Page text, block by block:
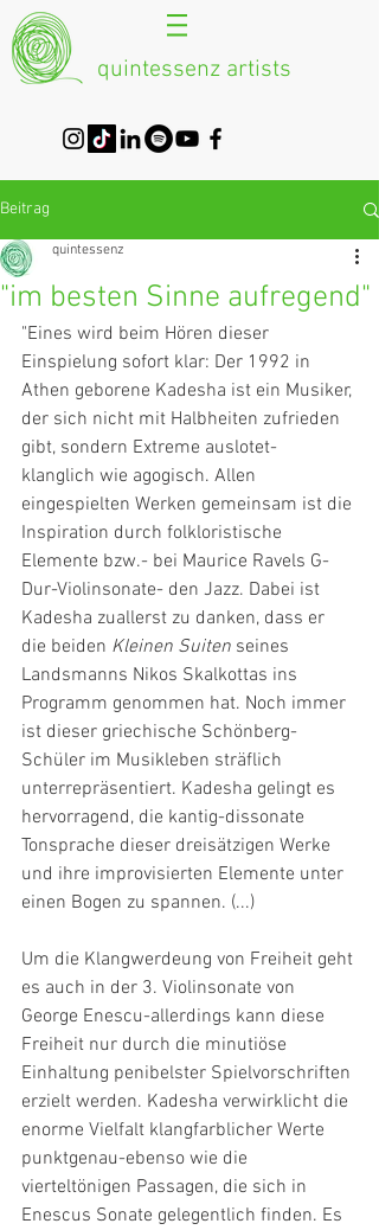
quintessenz artists
Beitrag
"im besten Sinne aufregend"
quintessenz
"Eines wird beim Hören dieser
Einspielung sofort klar: Der 1992 in
Athen geborene Kadesha ist ein Musiker,
der sich nicht mit Halbheiten zufrieden
gibt, sondern Extreme auslotet-
klanglich wie agogisch. Allen
eingespielten Werken gemeinsam ist die
Inspiration durch folkloristische
Elemente bzw.- bei Maurice Ravels G-
Dur-Violinsonate- den Jazz. Dabei ist
Kadesha zuallerst zu danken, dass er
die beiden Kleinen Suiten seines
Landsmanns Nikos Skalkottas ins
Programm genommen hat. Noch immer
ist dieser griechische Schönberg-
Schüler im Musikleben sträflich
unterrepräsentiert. Kadesha gelingt es
hervorragend, die kantig-dissonate
Tonsprache dieser dreisätzigen Werke
und ihre improvisierten Elemente unter
einen Bogen zu spannen. (...)
Um die Klangwerdeung von Freiheit geht
es auch in der 3. Violinsonate von
George Enescu-allerdings kann diese
Freiheit nur durch die minutiöse
Einhaltung penibelster Spielvorschriften
erzielt werden. Kadesha verwirklicht die
enorme Vielfalt klangfarblicher Werte
punktgenau-ebenso wie die
vierteltönigen Passagen, die sich in
Enescus Sonate gelegentlich finden. Es